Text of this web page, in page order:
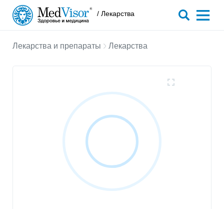
/ Лекарства
Лекарства и препараты Лекарства